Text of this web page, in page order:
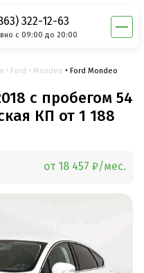
322-12-63
с 09:00 до 20:00
Ford Mondeo Ford Mondeo
с пробегом 54
КП от 1 188
от 18 457 ₽/мес.